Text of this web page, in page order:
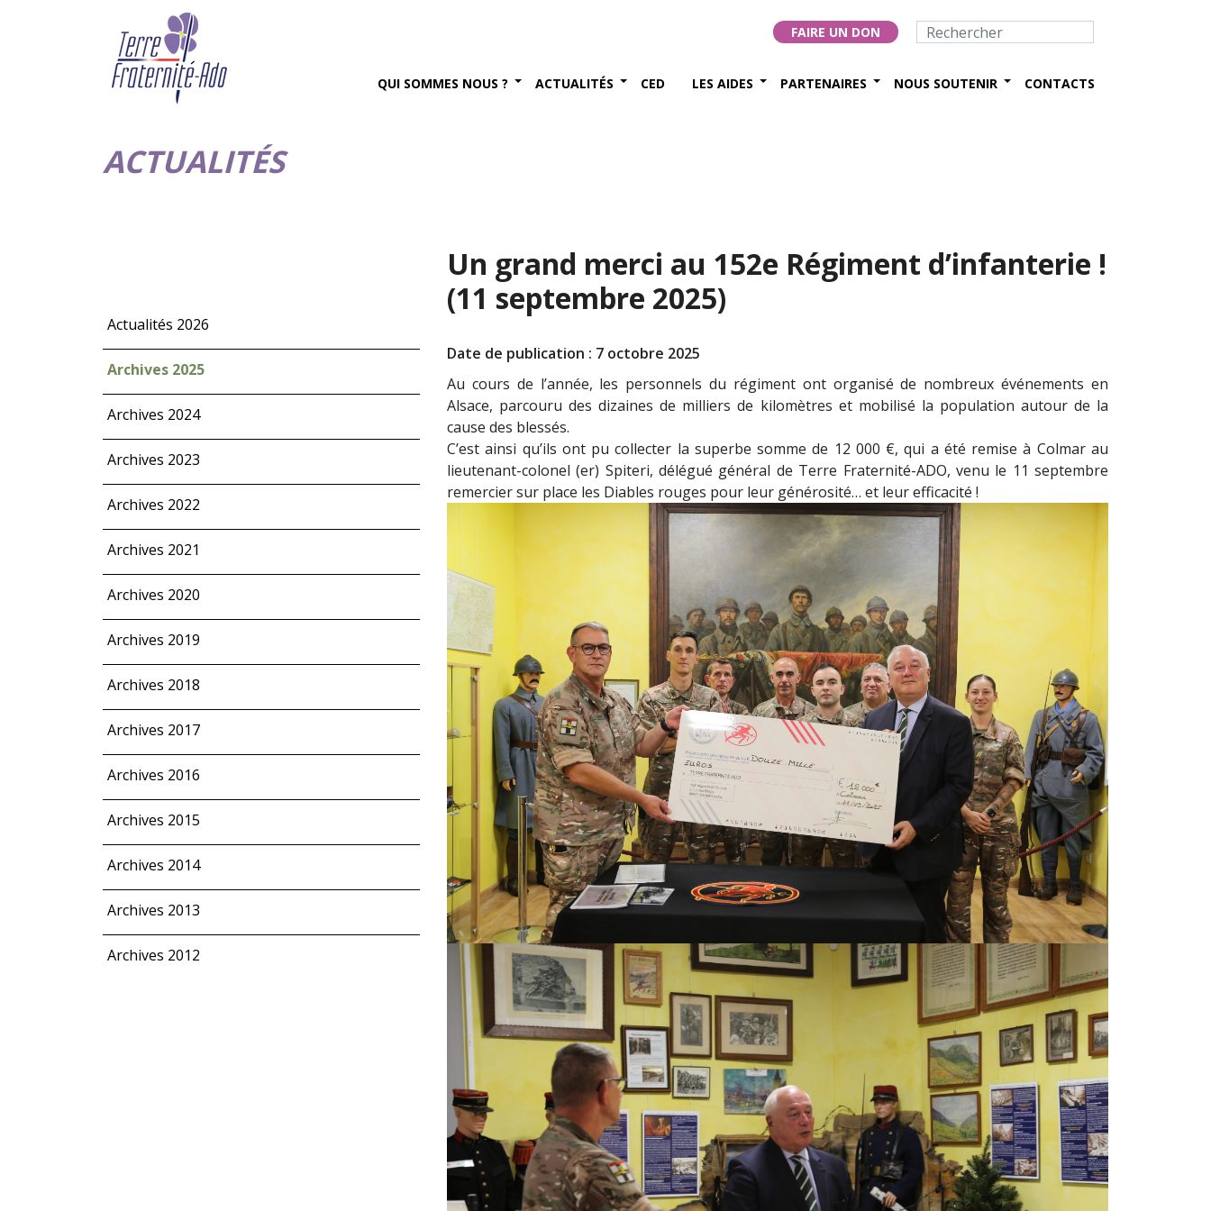
FAIRE UN DON
QUI SOMMES NOUS ? ACTUALITÉS CED LES AIDES PARTENAIRES NOUS SOUTENIR CONTACTS
ACTUALITÉS
Actualités 2026
Archives 2025
Archives 2024
Archives 2023
Archives 2022
Archives 2021
Archives 2020
Archives 2019
Archives 2018
Archives 2017
Archives 2016
Archives 2015
Archives 2014
Archives 2013
Archives 2012
Un grand merci au 152e Régiment d’infanterie !
(11 septembre 2025)
Date de publication : 7 octobre 2025
Au cours de l’année, les personnels du régiment ont organisé de nombreux événements en
Alsace, parcouru des dizaines de milliers de kilomètres et mobilisé la population autour de la
cause des blessés.
C’est ainsi qu’ils ont pu collecter la superbe somme de 12 000 €, qui a été remise à Colmar au
lieutenant-colonel (er) Spiteri, délégué général de Terre Fraternité-ADO, venu le 11 septembre
remercier sur place les Diables rouges pour leur générosité… et leur efficacité !